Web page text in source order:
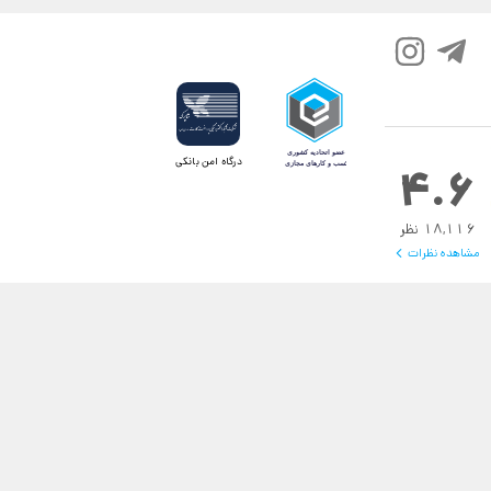
4.6
18,116 نظر
مشاهده نظرات
درگاه امن بانکی